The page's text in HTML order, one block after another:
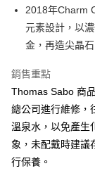
街口支付
悠遊付
運送方式
黑貓宅急便
每筆NT$100，滿
2018年Charm
元素設計，以
金，再造尖晶石
銷售重點
Thomas Sabo 商
總公司進行維修，
溫泉水，以免產生
象，未配戴時建議
行保養。